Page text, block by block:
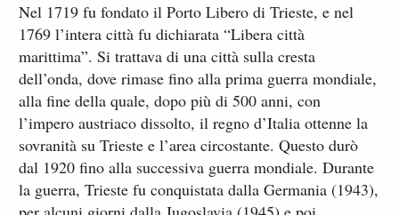
Nel 1719 fu fondato il Porto Libero di Trieste, e nel
1769 l’intera città fu dichiarata “Libera città
marittima”. Si trattava di una città sulla cresta
dell’onda, dove rimase fino alla prima guerra mondiale,
alla fine della quale, dopo più di 500 anni, con
l’impero austriaco dissolto, il regno d’Italia ottenne la
sovranità su Trieste e l’area circostante. Questo durò
dal 1920 fino alla successiva guerra mondiale. Durante
la guerra, Trieste fu conquistata dalla Germania (1943),